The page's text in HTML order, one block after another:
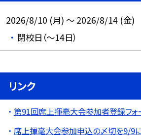
2026/8/10 (月) ～ 2026/8/14 (金)
閉校日（～14日）
リンク
第91回席上揮毫大会参加者登録フォ
席上揮毫大会参加申込の〆切を9/9に